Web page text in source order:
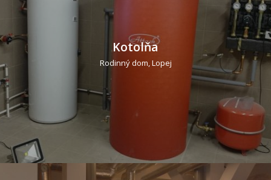
Kotolňa
Rodinný dom, Lopej